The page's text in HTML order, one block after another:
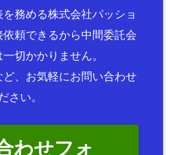
務める株式会社パッショ
頼できるから中間委託会
切かかりません。
、お気軽にお問い合わせ
さい。
わせフォ